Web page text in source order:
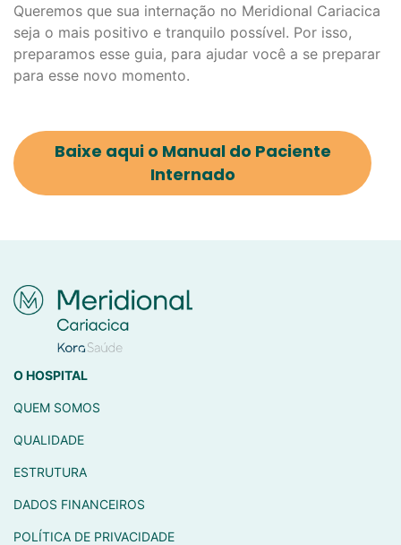
Queremos que sua internação no Meridional Cariacica
seja o mais positivo e tranquilo possível. Por isso,
preparamos esse guia, para ajudar você a se preparar
para esse novo momento.
Baixe aqui o Manual do Paciente
Internado
O HOSPITAL
QUEM SOMOS
QUALIDADE
ESTRUTURA
DADOS FINANCEIROS
POLÍTICA DE PRIVACIDADE